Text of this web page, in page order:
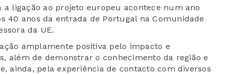
ligação ao projeto europeu acontece num ano
40 anos da entrada de Portugal na Comunidade
da UE.
amplamente positiva pelo impacto e
além de demonstrar o conhecimento da região e
ainda, pela experiência de contacto com diversos